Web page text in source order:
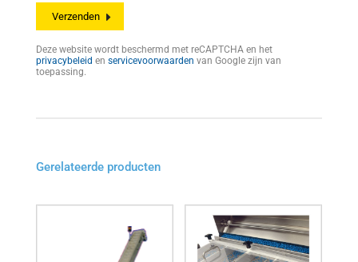
Deze website wordt beschermd met reCAPTCHA en het
privacybeleid en servicevoorwaarden van Google zijn van
toepassing.
Gerelateerde producten